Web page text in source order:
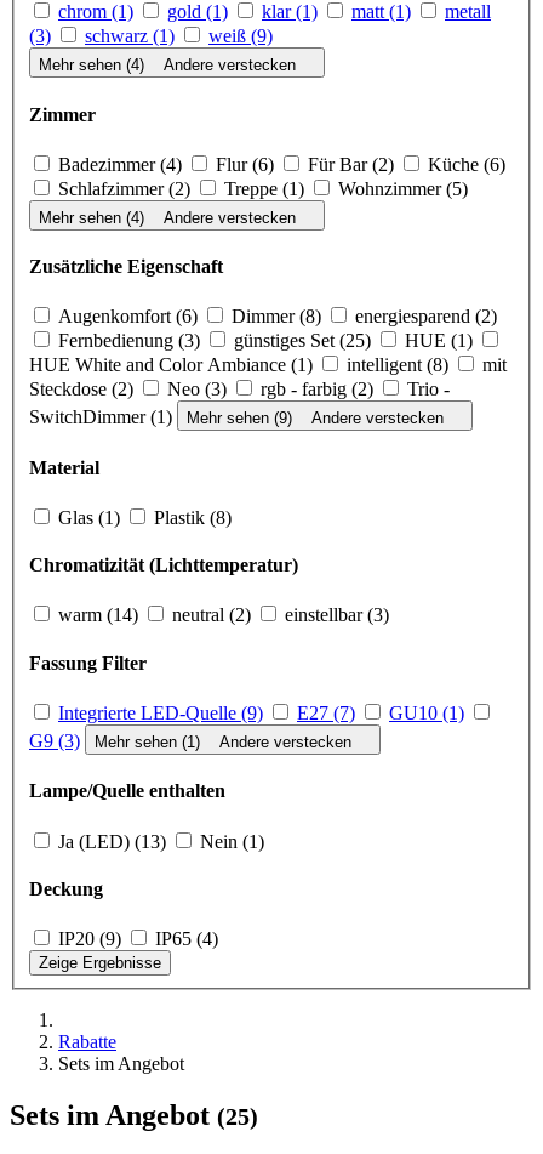
chrom (1) gold (1) klar (1) matt (1)
metall
(3)
schwarz (1) weiß (9)
Mehr sehen (4) Andere verstecken
Zimmer
Badezimmer (4) Flur (6) Für Bar (2)
Küche (6)
Schlafzimmer (2)
Treppe (1) Wohnzimmer (5)
Mehr sehen (4) Andere verstecken
Zusätzliche Eigenschaft
Augenkomfort (6) Dimmer (8)
ener­gie­spa­rend (2)
Fernbedienung (3)
günstiges Set (25)
HUE (1)
HUE White and Color Ambiance (1)
intelligent (8)
mit
Steckdose (2)
Neo (3) rgb - farbig (2)
Trio -
SwitchDimmer (1)
Mehr sehen (9) Andere verstecken
Material
Glas (1) Plastik (8)
Chromatizität (Lichttemperatur)
warm (14) neutral (2) einstellbar (3)
Fassung Filter
Integrierte LED-Quelle (9) E27 (7)
GU10 (1)
G9 (3)
Mehr sehen (1) Andere verstecken
Lampe/Quelle enthalten
Ja (LED) (13) Nein (1)
Deckung
IP20 (9) IP65 (4)
Zeige Ergebnisse
Rabatte
Sets im Angebot
Sets im Angebot (25)